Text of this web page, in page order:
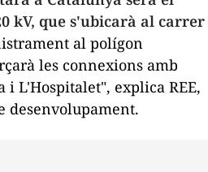
kV, que s'ubicarà al carrer
al polígon
les connexions amb
i L'Hospitalet", explica REE,
desenvolupament.